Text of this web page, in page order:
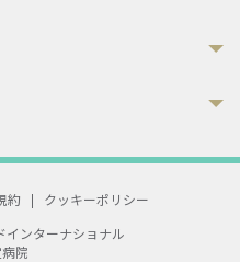
約 |
クッキーポリシー
ンターナショナル
病院